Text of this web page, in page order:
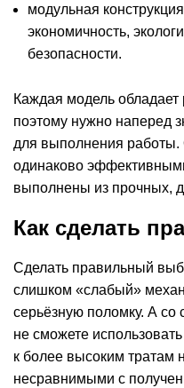
модульная
экономичность,
безопасности.
Каждая модель
поэтому нужно наперед
для выполнения работы.
одинаково
выполнены из прочных,
Как сделать
Сделать правильный
слишком «слабый»
серьёзную поломку. А
не сможете
к более высоким тратам
несравнимыми с